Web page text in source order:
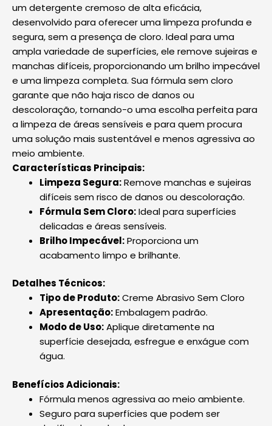
um detergente cremoso de alta eficácia,
desenvolvido para oferecer uma limpeza profunda e
segura, sem a presença de cloro. Ideal para uma
ampla variedade de superfícies, ele remove sujeiras e
manchas difíceis, proporcionando um brilho impecável
e uma limpeza completa. Sua fórmula sem cloro
garante que não haja risco de danos ou
descoloração, tornando-o uma escolha perfeita para
a limpeza de áreas sensíveis e para quem procura
uma solução mais sustentável e menos agressiva ao
meio ambiente.
Características Principais:
Limpeza Segura:Remove manchas e sujeiras
difíceis sem risco de danos ou descoloração.
Fórmula Sem Cloro:Ideal para superfícies
delicadas e áreas sensíveis.
Brilho Impecável:Proporciona um
acabamento limpo e brilhante.
Detalhes Técnicos:
Tipo de Produto:Creme Abrasivo Sem Cloro
Apresentação:Embalagem padrão.
Modo de Uso:Aplique diretamente na
superfície desejada, esfregue e enxágue com
água.
Benefícios Adicionais:
Fórmula menos agressiva ao meio ambiente.
Seguro para superfícies que podem ser